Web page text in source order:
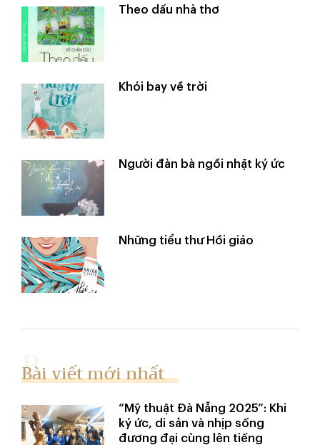
Theo dấu nhà thơ
Khói bay về trời
Người đàn bà ngồi nhặt ký ức
Những tiểu thư Hồi giáo
Bài viết mới nhất
“Mỹ thuật Đà Nẵng 2025”: Khi
ký ức, di sản và nhịp sống
đương đại cùng lên tiếng